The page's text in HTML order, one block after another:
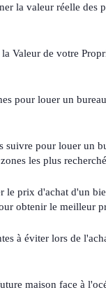
la valeur réelle des
Valeur de votre
pour louer un
suivre pour louer un
les plus
le prix d'achat d'un
obtenir le meilleur
à éviter lors de
maison face à